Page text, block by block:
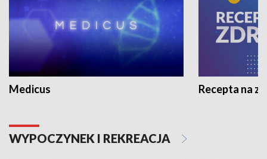
Medicus Recepta na
WYPOCZYNEK I REKREACJA